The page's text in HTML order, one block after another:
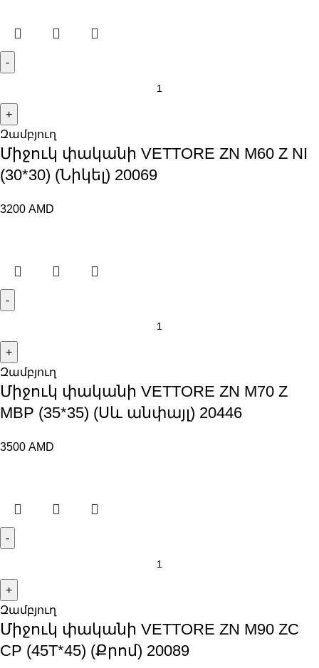
Զամբյուղ
Միջուկ փականի VETTORE ZN M60 Z NI
(30*30) (Նիկել) 20069
3200 AMD
Զամբյուղ
Միջուկ փականի VETTORE ZN M70 Z
MBP (35*35) (Սև անփայլ) 20446
3500 AMD
Զամբյուղ
Միջուկ փականի VETTORE ZN M90 ZC
CP (45T*45) (Քրոմ) 20089